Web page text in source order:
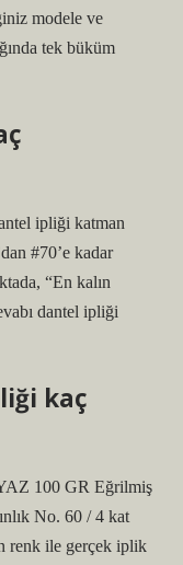
modele ve
tek büküm
ipliği katman
#70’e kadar
“En kalın
dantel ipliği
kaç
100 GR Eğrilmiş
No. 60 / 4 kat
renk ile gerçek iplik